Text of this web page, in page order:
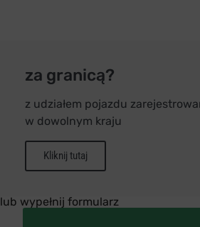
za granicą?
z udziałem pojazdu
w dowolnym kraju
Kliknij tutaj
lub wypełnij formularz